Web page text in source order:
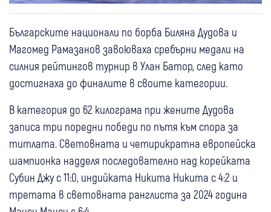
Българските национали по борба Биляна Дудова и
Магомед Рамазанов завоюваха сребърни медали на
силния рейтингов турнир в Улан Батор, след като
достигнаха до финалите в своите категории.
В категория до 62 килограма при жените Дудова
записа три поредни победи по пътя към спора за
титлата. Световната и четирикратна европейска
шампионка надделя последователно над корейката
Субин Джу с 11:0, индийката Никита Никита с 4:2 и
третата в световната ранглиста за 2024 година